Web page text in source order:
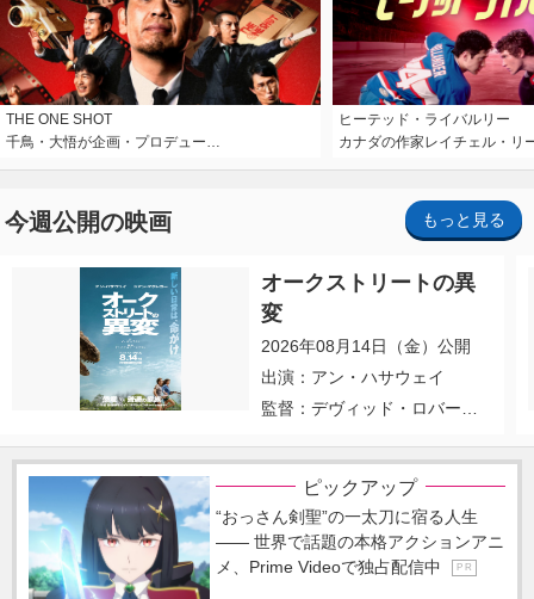
THE ONE SHOT
千鳥・大悟が企画・プロデュー…
ヒーテッド・ライバルリー
カナダの作家レイチェル・リ
今週公開の映画 もっと見る
オークストリートの異
変
2026年08月14日（金）公開
出演：アン・ハサウェイ
監督：デヴィッド・ロバー
ピックアップ
“おっさん剣聖”の一太刀に宿る人生
―― 世界で話題の本格アクションアニ
メ、Prime Videoで独占配信中
P R